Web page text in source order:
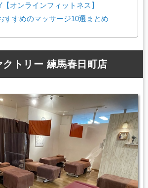
オンラインフィットネス】
すすめのマッサージ10選まとめ
クトリー 練馬春日町店